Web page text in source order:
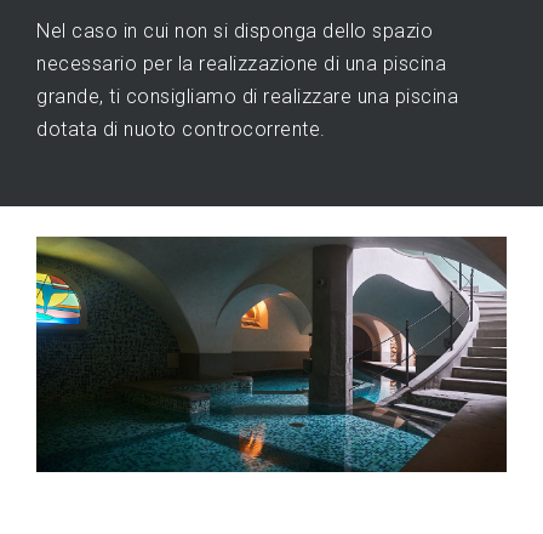
Nel caso in cui non si disponga dello spazio
necessario per la realizzazione di una piscina
grande, ti consigliamo di realizzare una piscina
dotata di nuoto controcorrente.